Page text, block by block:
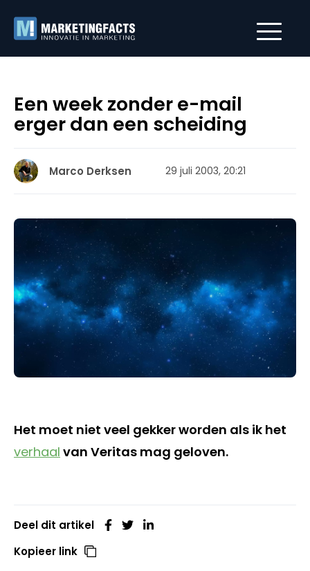
Een week zonder e-mail
erger dan een scheiding
Marco Derksen 29 juli 2003, 20:21
Het moet niet veel gekker worden als ik het
verhaal van Veritas mag geloven.
Deel dit artikel
Kopieer link